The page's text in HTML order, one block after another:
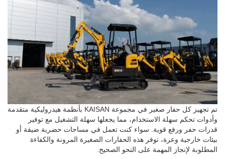
تم تجهيز كل حفار صغير في مجموعة KAISAN بأنظمة هيدروليكية متقدمة
وأدوات تحكم سهلة الاستخدام، مما يجعلها سهلة التشغيل مع توفير
قدرات حفر ورفع قوية. سواء كنت تعمل في مساحات حضرية ضيقة أو
بيئات خارجية وعرة، توفر هذه الحفارات الصغيرة المرونة والكفاءة
المطلوبة لإنجاز المهمة على النحو الصحيح.